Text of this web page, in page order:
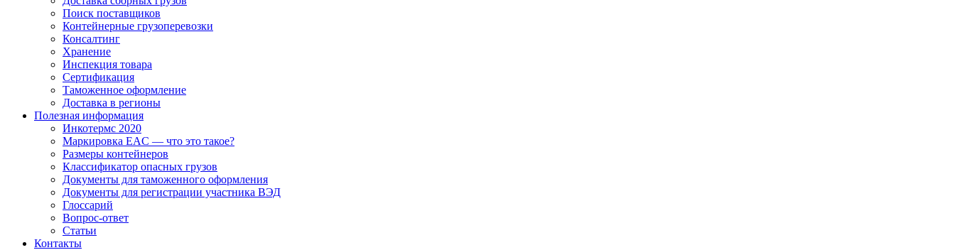
Поиск поставщиков
Контейнерные грузоперевозки
Консалтинг
Хранение
Инспекция товара
Сертификация
Таможенное оформление
Доставка в регионы
Полезная информация
Инкотермс 2020
Маркировка EAC — что это такое?
Размеры контейнеров
Классификатор опасных грузов
Документы для таможенного оформления
Документы для регистрации участника ВЭД
Глоссарий
Вопрос-ответ
Статьи
Контакты